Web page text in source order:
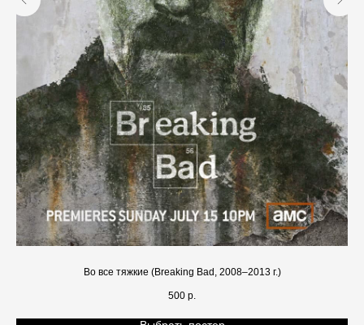
Во все тяжкие (Breaking Bad, 2008–2013 г.)
500 р.